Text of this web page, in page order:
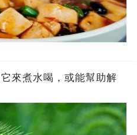
來煮水喝，或能幫助解